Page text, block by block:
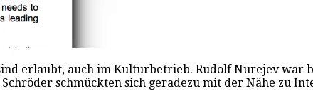
erlaubt, auch im Kulturbetrieb. Rudolf Nurejev
schmückten sich geradezu mit der Nähe zu